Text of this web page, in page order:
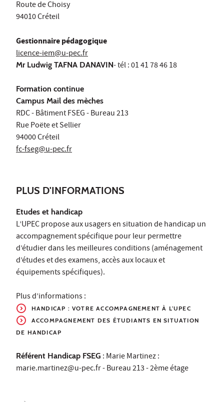
Route de Choisy
94010 Créteil
Gestionnaire pédagogique
licence-iem@u-pec.fr
Mr Ludwig TAFNA DANAVIN- tél : 01 41 78 46 18
Formation continue
Campus Mail des mèches
RDC - Bâtiment FSEG - Bureau 213
Rue Poëte et Sellier
94000 Créteil
fc-fseg@u-pec.fr
PLUS D'INFORMATIONS
Etudes et handicap
L’UPEC propose aux usagers en situation de handicap un
accompagnement spécifique pour leur permettre
d’étudier dans les meilleures conditions (aménagement
d’études et des examens, accès aux locaux et
équipements spécifiques).
Plus d’informations :
HANDICAP : VOTRE ACCOMPAGNEMENT À L'UPEC
ACCOMPAGNEMENT DES ÉTUDIANTS EN SITUATION
DE HANDICAP
Référent Handicap FSEG : Marie Martinez :
marie.martinez@u-pec.fr - Bureau 213 - 2ème étage